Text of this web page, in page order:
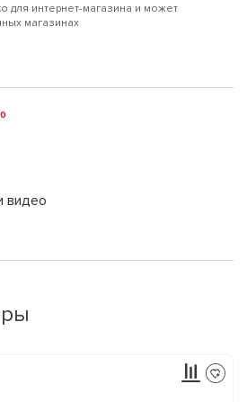
для интернет-магазина и может
магазинах
видео